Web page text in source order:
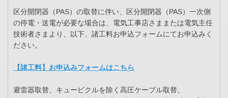
区分開閉器（PAS）の取替に伴い、区分開閉器（PAS）一次側
の停電・送電が必要な場合は、電気工事店さままたは電気主任
技術者さまより、以下、諸工料お申込フォームにてお申込みく
ださい。
【諸工料】お申込みフォームはこちら
避雷器取替、キュービクルを除く高圧ケーブル取替、